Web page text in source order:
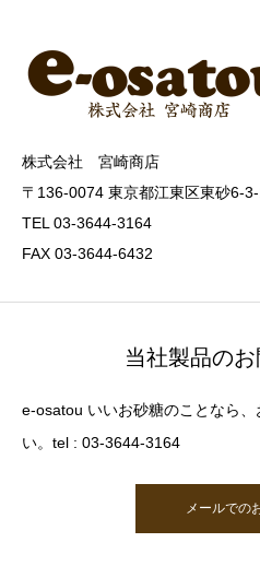
株式会社 宮崎商店
〒136-0074 東京都江東区東砂6-
TEL 03-3644-3164
FAX 03-3644-6432
当社製品の
e-osatou いいお砂糖のことなら、
い。tel : 03-3644-3164
メールでの